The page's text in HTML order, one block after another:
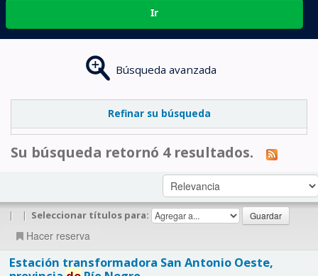
Ir
Búsqueda avanzada
Refinar su búsqueda
Su búsqueda retornó 4 resultados.
| | Seleccionar títulos para:
Hacer reserva
Estación transformadora San Antonio Oeste,